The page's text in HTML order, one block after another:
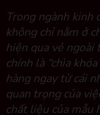
Trong ngành kinh
không chỉ nằm ở
hiện qua vẻ ngoài
chính là “chìa
hàng ngay từ cái
quan trọng của
chất liệu của mẫu